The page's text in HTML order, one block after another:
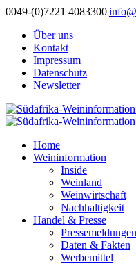
Zum
springen
0049-(0)7221 4083300|
Über uns
Kontakt
Impressum
Datenschutz
Newsletter
Home
Weininformation
Inside
Weinland
Weinwirtschaft
Nachhaltigkeit
Handel & Presse
Pressemeldungen
Daten & Fakten
Werbemittel